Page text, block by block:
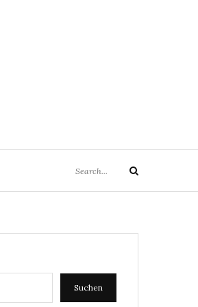
for:
Search
Suchen